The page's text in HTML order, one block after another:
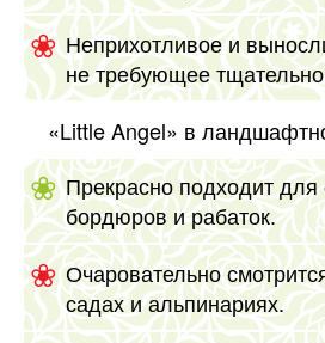
Неприхотливое и
не требующее
«Little Angel» в
Прекрасно подходит для
бордюров и рабаток.
Очаровательно
садах и альпинариях.